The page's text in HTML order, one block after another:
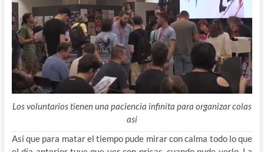
Los voluntarios tienen una paciencia infinita para organizar colas
así
Así que para matar el tiempo pude mirar con calma todo lo que